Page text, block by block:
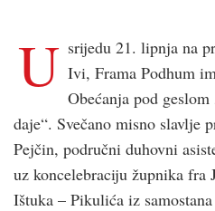
U srijedu 21. lipnja na
Ivi, Frama Podhum
Obećanja pod
daje“. Svečano misno slavlje
Pejčin, područni duhovni
uz koncelebraciju župnika fra
Ištuka – Pikulića iz